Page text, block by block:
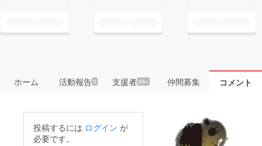
ホーム 活動報告3 支援者99+ 仲間募集 コメント
投稿するには ログイン が
必要です。